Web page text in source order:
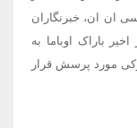
ان ان، خبرنگاران
باراک اوباما به
مورد پرسش قرار